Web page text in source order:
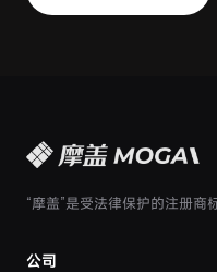
“摩盖”是受法律保护的注册商标
公司